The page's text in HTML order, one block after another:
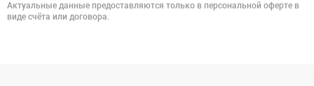
Актуальные данные предоставляются только в персональной оферте в
виде счёта или договора.